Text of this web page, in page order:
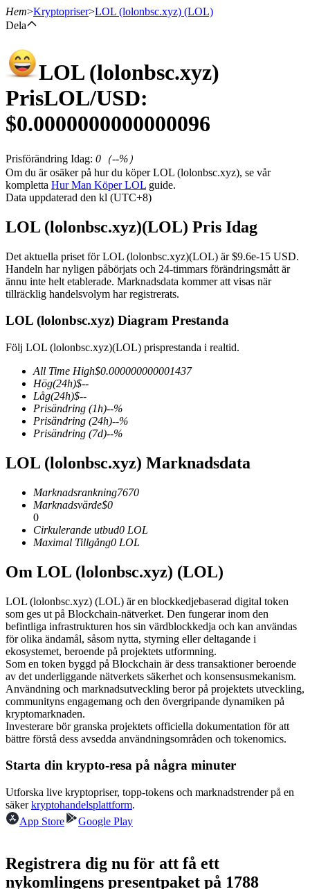
Terminer
Futures med USDT som säkerhet
COIN-M Futures
Futures för kryptovaluta
Derivat för aktier, valuta, ädelmetaller och råvaror
USDC Futures
Futures med USDC som säkerhet
Gå med de bästa handlarna
Hem>Kryptopriser>LOL (lolonbsc.xyz) (LOL)
Dela
LOL (lolonbsc.xyz)
PrisLOL/USD:
$0.0000000000000096
Prisförändring Idag: 0 （--%）
Om du är osäker på hur du köper LOL (lolonbsc.xyz), se vår
kompletta Hur Man Köper LOL guide.
Data uppdaterad den kl (UTC+8)
LOL (lolonbsc.xyz)(LOL) Pris Idag
Det aktuella priset för LOL (lolonbsc.xyz)(LOL) är $9.6e-15 USD.
Handeln har nyligen påbörjats och 24-timmars förändringsmått är
ännu inte helt etablerade. Marknadsdata kommer att visas när
tillräcklig handelsvolym har registrerats.
LOL (lolonbsc.xyz) Diagram Prestanda
Följ LOL (lolonbsc.xyz)(LOL) prisprestanda i realtid.
All Time High$0.000000000001437
Hög(24h)$--
Låg(24h)$--
Prisändring (1h)--%
Prisändring (24h)--%
Prisändring (7d)--%
LOL (lolonbsc.xyz) Marknadsdata
Marknadsrankning7670
Marknadsvärde$0
0
Cirkulerande utbud0 LOL
Maximal Tillgång0 LOL
Om LOL (lolonbsc.xyz) (LOL)
LOL (lolonbsc.xyz) (LOL) är en blockkedjebaserad digital token
som ges ut på Blockchain-nätverket. Den fungerar inom den
befintliga infrastrukturen hos sin värdblockkedja och kan användas
för olika ändamål, såsom nytta, styrning eller deltagande i
ekosystemet, beroende på projektets utformning.
Som en token byggd på Blockchain är dess transaktioner beroende
av det underliggande nätverkets säkerhet och konsensusmekanism.
Användning och marknadsutveckling beror på projektets utveckling,
communityns engagemang och den övergripande dynamiken på
kryptomarknaden.
Investerare bör granska projektets officiella dokumentation för att
bättre förstå dess avsedda användningsområden och tokenomics.
Starta din krypto-resa på några minuter
Utforska live kryptopriser, topp-tokens och marknadstrender på en
säkerkryptohandelsplattform.
App Store
Google Play
Registrera dig nu för att få ett
nykomlingens presentpaket på 1788